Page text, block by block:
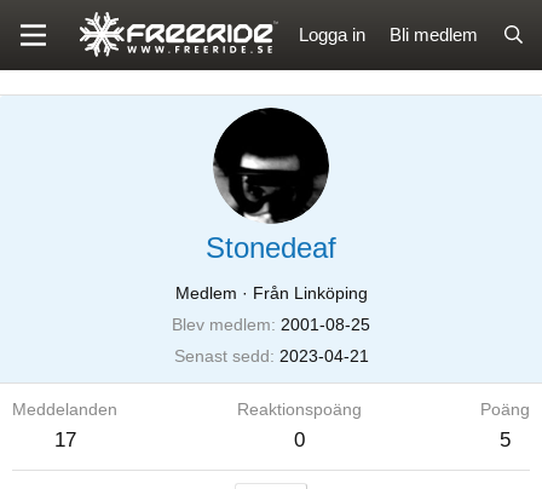
Logga in Bli medlem
Stonedeaf
Medlem · Från Linköping
Blev medlem
2001-08-25
Senast sedd
2023-04-21
Meddelanden
17
Reaktionspoäng
0
Poäng
5